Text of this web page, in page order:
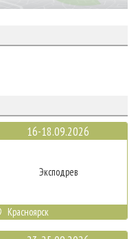
16-18.09.2026
Эксподрев
Красноярск